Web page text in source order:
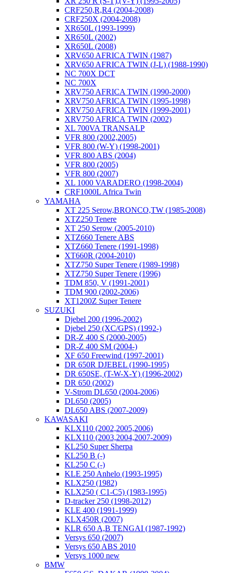
CRF250,R,R4 (2004-2008)
CRF250X (2004-2008)
XR650L (1993-1999)
XR650L (2002)
XR650L (2008)
XRV650 AFRICA TWIN (1987)
XRV650 AFRICA TWIN (J-L) (1988-1990)
NC 700X DCT
NC 700X
XRV750 AFRICA TWIN (1990-2000)
XRV750 AFRICA TWIN (1995-1998)
XRV750 AFRICA TWIN (1999-2001)
XRV750 AFRICA TWIN (2002)
XL 700VA TRANSALP
VFR 800 (2002,2005)
VFR 800 (W-Y) (1998-2001)
VFR 800 ABS (2004)
VFR 800 (2005)
VFR 800 (2007)
XL 1000 VARADERO (1998-2004)
CRF1000L Africa Twin
YAMAHA
XT 225 Serow,BRONCO,TW (1985-2008)
XTZ250 Tenere
XT 250 Serow (2005-2010)
XTZ660 Tenere ABS
XTZ660 Tenere (1991-1998)
XT660R (2004-2010)
XTZ750 Super Tenere (1989-1998)
XTZ750 Super Tenere (1996)
TDM 850, V (1991-2001)
TDM 900 (2002-2006)
XT1200Z Super Tenere
SUZUKI
Djebel 200 (1996-2002)
Djebel 250 (XC/GPS) (1992-)
DR-Z 400 S (2000-2005)
DR-Z 400 SM (2004-)
XF 650 Freewind (1997-2001)
DR 650R DJEBEL (1990-1995)
DR 650SE, (T-W-X-Y) (1996-2002)
DR 650 (2002)
V-Strom DL650 (2004-2006)
DL650 (2005)
DL650 ABS (2007-2009)
KAWASAKI
KLX110 (2002,2005,2006)
KLX110 (2003,2004,2007-2009)
KL250 Super Sherpa
KL250 B (-)
KL250 C (-)
KLE 250 Anhelo (1993-1995)
KLX250 (1982)
KLX250 ( C1-C5) (1983-1995)
D-tracker 250 (1998-2012)
KLE 400 (1991-1999)
KLX450R (2007)
KLR 650 A,B TENGAI (1987-1992)
Versys 650 (2007)
Versys 650 ABS 2010
Versys 1000 new
BMW